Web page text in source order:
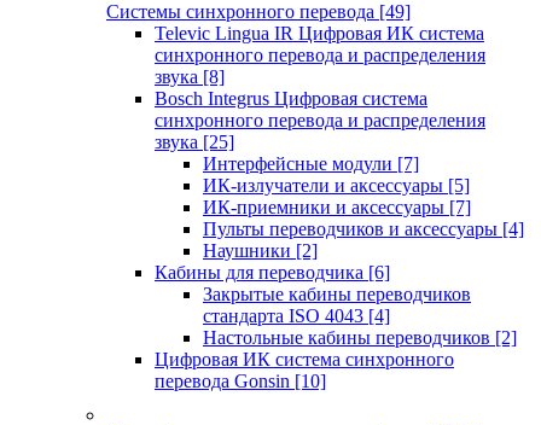
Системы синхронного перевода [49]
Televic Lingua IR Цифровая ИК система
синхронного перевода и распределения
звука [8]
Bosch Integrus Цифровая система
синхронного перевода и распределения
звука [25]
Интерфейсные модули [7]
ИК-излучатели и аксессуары [5]
ИК-приемники и аксессуары [7]
Пульты переводчиков и аксессуары [4]
Наушники [2]
Кабины для переводчика [6]
Закрытые кабины переводчиков
стандарта ISO 4043 [4]
Настольные кабины переводчиков [2]
Цифровая ИК система синхронного
перевода Gonsin [10]